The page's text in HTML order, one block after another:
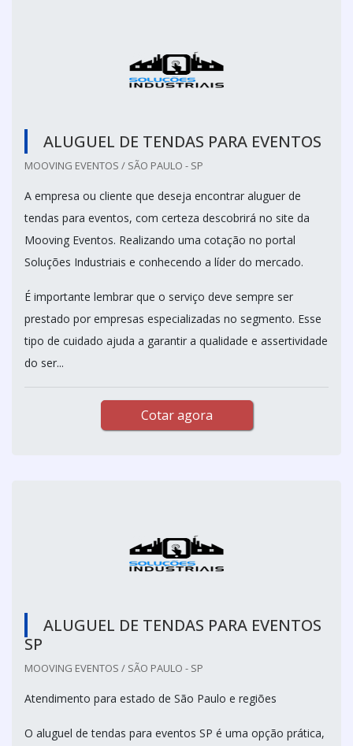
ALUGUEL DE TENDAS PARA EVENTOS
MOOVING EVENTOS / SÃO PAULO - SP
A empresa ou cliente que deseja encontrar aluguer de
tendas para eventos, com certeza descobrirá no site da
Mooving Eventos. Realizando uma cotação no portal
Soluções Industriais e conhecendo a líder do mercado.
É importante lembrar que o serviço deve sempre ser
prestado por empresas especializadas no segmento. Esse
tipo de cuidado ajuda a garantir a qualidade e assertividade
do ser...
Cotar agora
ALUGUEL DE TENDAS PARA EVENTOS
SP
MOOVING EVENTOS / SÃO PAULO - SP
Atendimento para estado de São Paulo e regiões
O aluguel de tendas para eventos SP é uma opção prática,